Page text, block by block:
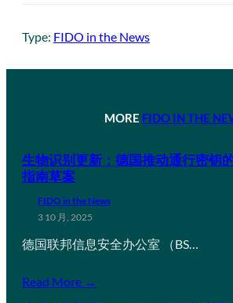
Type: FIDO in the News
MORE FIDO IN THE
生物识别更新：德国推动通行密钥
指南草案
FIDO in the News
3 10 月, 2025
德国联邦信息安全办公室 （BS…
Read More →